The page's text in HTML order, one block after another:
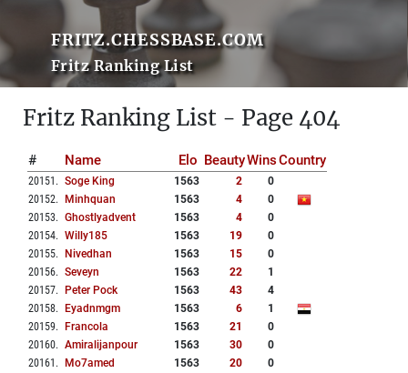
FRITZ.CHESSBASE.COM
Fritz Ranking List
Fritz Ranking List - Page 404
# Name Elo BeautyWinsCountry
20151 . Soge King 1563 2
0
20152. Minhquan 1563 4
0
20153. Ghostlyadvent 1563 4
0
20154. Willy185 1563 19
0
20155. Nivedhan 1563 15
0
20156. Seveyn 1563 22
1
20157. Peter Pock 1563 43
4
20158. Eyadnmgm 1563 6
1
20159. Francola 1563 21
0
20160. Amiralijanpour 1563 30
0
20161 . Mo7amed 1563 20
0